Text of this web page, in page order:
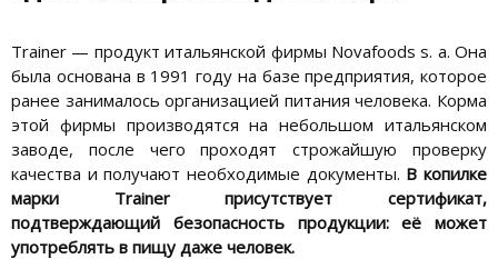
Trainer — продукт итальянской фирмы Novafoods s. a. Она
была основана в 1991 году на базе предприятия, которое
ранее занималось организацией питания человека. Корма
этой фирмы производятся на небольшом итальянском
заводе, после чего проходят строжайшую проверку
качества и получают необходимые документы. В копилке
марки Trainer присутствует сертификат,
подтверждающий безопасность продукции: её может
употреблять в пищу даже человек.